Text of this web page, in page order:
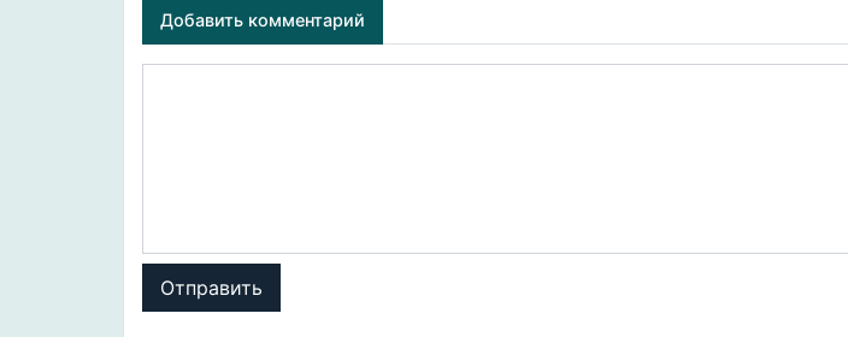
Добавить комментарий
Отправить